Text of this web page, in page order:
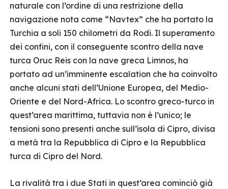
naturale con l’ordine di una restrizione della
navigazione nota come “Navtex” che ha portato la
Turchia a soli 150 chilometri da Rodi. Il superamento
dei confini, con il conseguente scontro della nave
turca Oruc Reis con la nave greca Limnos, ha
portato ad un’imminente escalation che ha coinvolto
anche alcuni stati dell’Unione Europea, del Medio-
Oriente e del Nord-Africa. Lo scontro greco-turco in
quest’area marittima, tuttavia non è l’unico; le
tensioni sono presenti anche sull’isola di Cipro, divisa
a metà tra la Repubblica di Cipro e la Repubblica
turca di Cipro del Nord.
La rivalità tra i due Stati in quest’area cominciò già